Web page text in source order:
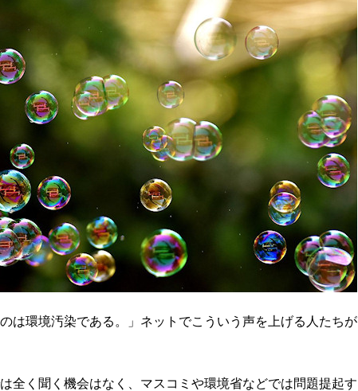
は環境汚染である。」ネットでこういう声を上げる人たちが
全く聞く機会はなく、マスコミや環境省などでは問題提起す